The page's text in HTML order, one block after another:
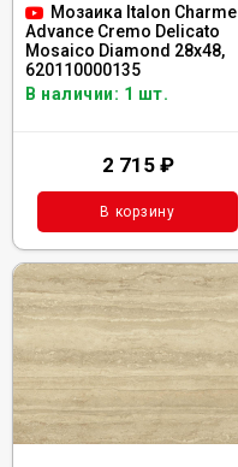
Мозаика Italon Charme
Advance Cremo Delicato
Mosaico Diamond 28x48,
620110000135
В наличии: 1 шт.
2 715 ₽
В корзину